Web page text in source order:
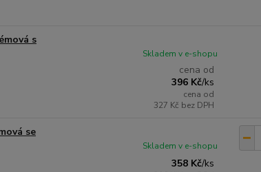
s
cena od
396 Kč/ks
cena od
327 Kč bez DPH
Skladem v e-shopu
se
358 Kč/ks
Skladem v e-shopu